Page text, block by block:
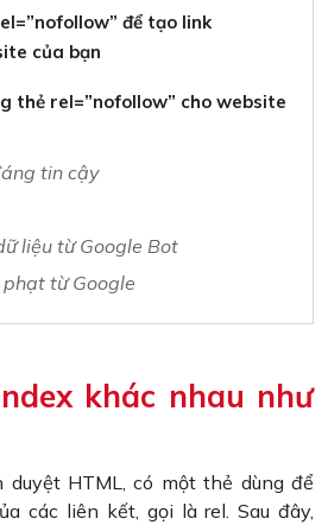
để tạo link
của bạn
thẻ rel=”nofollow” cho website
tin cậy
liệu từ Google Bot
từ Google
khác nhau như
duyệt HTML, có một thẻ dùng để
các liên kết, gọi là rel. Sau đây,